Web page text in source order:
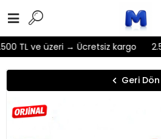
TL ve üzeri → Ücretsiz kargo
Geri Dön